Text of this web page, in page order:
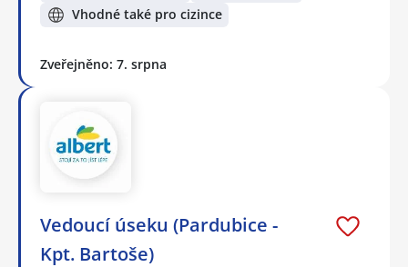
Vhodné také pro cizince
Zveřejněno: 7. srpna
Vedoucí úseku (Pardubice -
Kpt. Bartoše)